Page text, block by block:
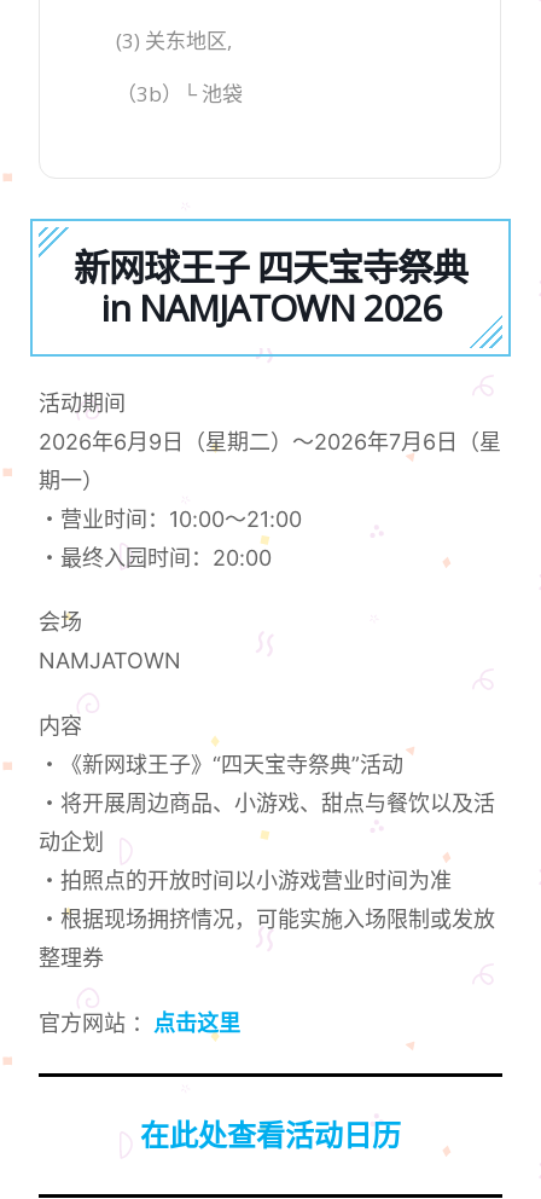
(3) 关东地区,
（3b）└ 池袋
新网球王子 四天宝寺祭典
in NAMJATOWN 2026
活动期间
2026年6月9日（星期二）～2026年7月6日（星
期一）
・营业时间：10:00～21:00
・最终入园时间：20:00
会场
NAMJATOWN
内容
・《新网球王子》“四天宝寺祭典”活动
・将开展周边商品、小游戏、甜点与餐饮以及活
动企划
・拍照点的开放时间以小游戏营业时间为准
・根据现场拥挤情况，可能实施入场限制或发放
整理券
官方网站 ： 点击这里
在此处查看活动日历